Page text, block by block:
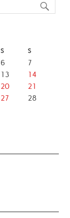
S S
6
7
13
14
20
21
27
28